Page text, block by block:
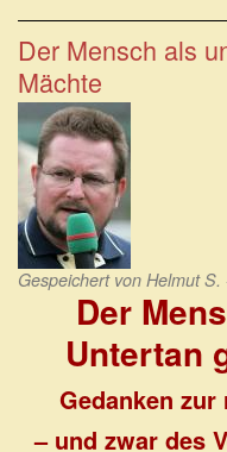
läuft
nach
Plan!
Der Mensch als
Mächte
Gespeichert von Helmut S.
Der
Untertan
Gedanken
– und zwar des